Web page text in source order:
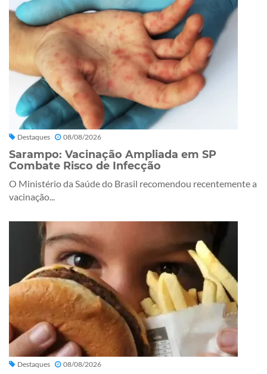
Destaques 08/08/2026
Sarampo: Vacinação Ampliada em SP
Combate Risco de Infecção
O Ministério da Saúde do Brasil recomendou recentemente a
vacinação...
Destaques 08/08/2026